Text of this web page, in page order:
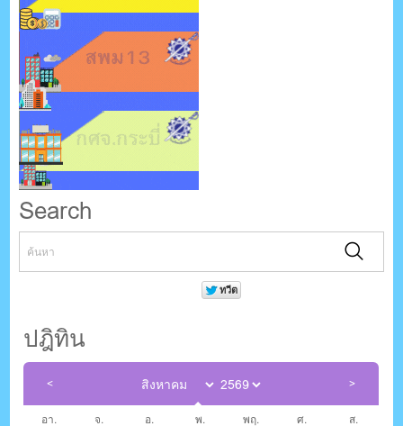
Search
ปฎิทิน
อา. จ. อ. พ. พฤ. ศ. ส.